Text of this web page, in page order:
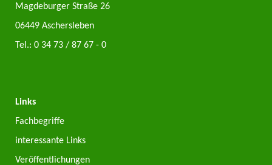
Magdeburger Straße 26
06449 Aschersleben
Tel.: 0 34 73 / 87 67 - 0
Links
Fachbegriffe
interessante Links
Veröffentlichungen